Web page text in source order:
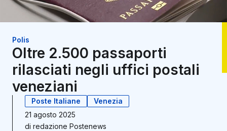
Polis
Oltre 2.500 passaporti
rilasciati negli uffici postali
veneziani
Poste Italiane
Venezia
21 agosto 2025
di redazione Postenews